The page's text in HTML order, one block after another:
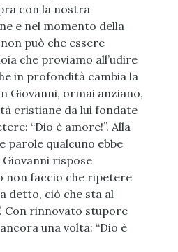
con la nostra
e nel momento della
può che essere
che proviamo all’udire
in profondità cambia la
Giovanni, ormai anziano,
cristiane da lui fondate
“Dio è amore!”. Alla
parole qualcuno ebbe
rispose
non faccio che ripetere
detto, ciò che sta al
Con rinnovato stupore
una volta: “Dio è